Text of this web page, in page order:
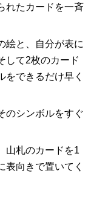
れたカードを一斉
絵と、自分が表に
して2枚のカード
をできるだけ早く
のシンボルをすぐ
山札のカードを1
表向きで置いてく